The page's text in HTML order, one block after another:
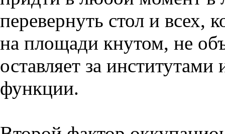
перевернуть стол и всех,
на площади кнутом, не
оставляет за
функции.